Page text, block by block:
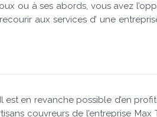
ou à ses abords, vous avez
aux services d’ une
Il est en revanche possible d’en
couvreurs de l’entreprise